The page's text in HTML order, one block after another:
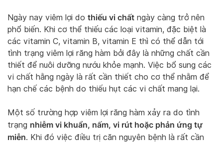
Ngày nay viêm lợi do thiếu vi chất ngày càng trở nên
phổ biến. Khi cơ thể thiếu các loại vitamin, đặc biệt là
các vitamin C, vitamin B, vitamin E thì có thể dẫn tới
tình trạng viêm lợi răng hàm bởi đây là những chất cần
thiết để nuôi dưỡng nướu khỏe mạnh. Việc bổ sung các
vi chất hằng ngày là rất cần thiết cho cơ thể nhằm để
hạn chế các bệnh do thiếu hụt các vi chất mang lại.
Một số trường hợp viêm lợi răng hàm xảy ra do tình
trạng nhiễm vi khuẩn, nấm, vi rút hoặc phản ứng tự
miễn. Khi đó việc điều trị căn nguyên bệnh là rất cần